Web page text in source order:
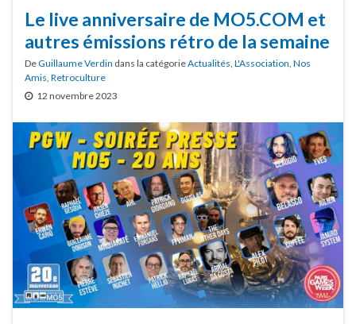
Le live anniversaire de MO5.COM et
autres émissions rétro de la semaine
DeGuillaume Verdin dans la catégorieActualités L'Association Nos
Amis Retroculture
12 novembre 2023